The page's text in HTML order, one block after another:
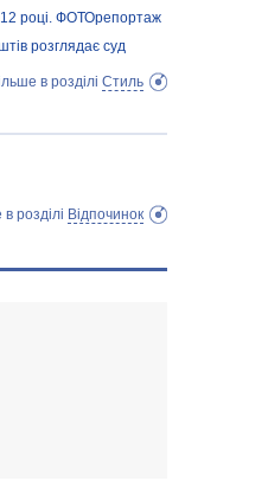
році. ФОТОрепортаж
розглядає суд
в розділі Стиль
розділі Відпочинок